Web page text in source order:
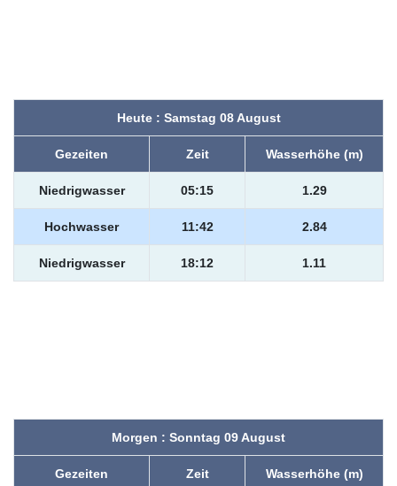
Heute : Samstag 08 August
Gezeiten Zeit Wasserhöhe (m)
Niedrigwasser 05:15 1.29
Hochwasser 11:42 2.84
Niedrigwasser 18:12 1.11
Morgen : Sonntag 09 August
Gezeiten Zeit Wasserhöhe (m)